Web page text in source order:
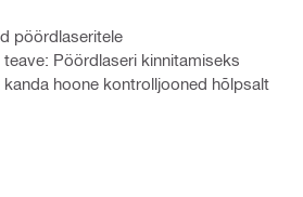
pöördlaseritele
Pöördlaseri kinnitamiseks
hoone kontrolljooned hõlpsalt